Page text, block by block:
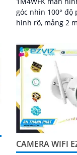
góc nhìn 100° độ
hình rõ, mảng 2
CAMERA WIFI